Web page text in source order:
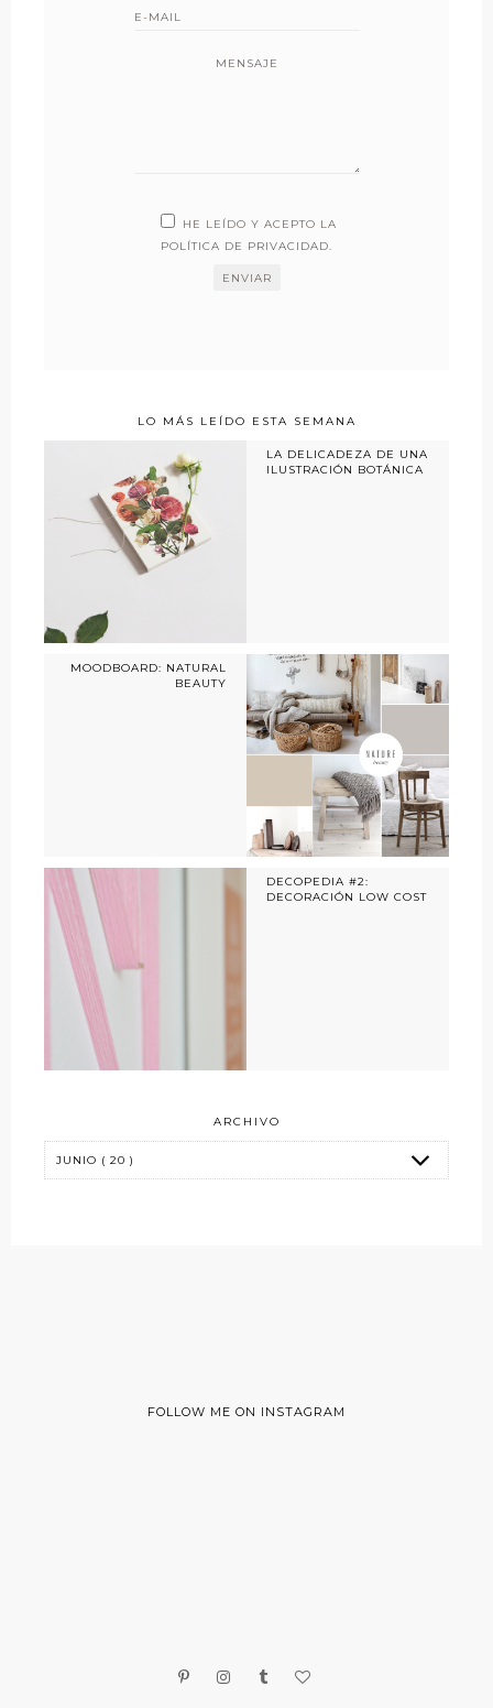
MENSAJE
HE LEÍDO Y ACEPTO LA
POLÍTICA DE PRIVACIDAD.
LO MÁS LEÍDO ESTA SEMANA
LA DELICADEZA DE UNA
ILUSTRACIÓN BOTÁNICA
MOODBOARD: NATURAL
BEAUTY
DECOPEDIA #2:
DECORACIÓN LOW COST
ARCHIVO
FOLLOW ME ON INSTAGRAM